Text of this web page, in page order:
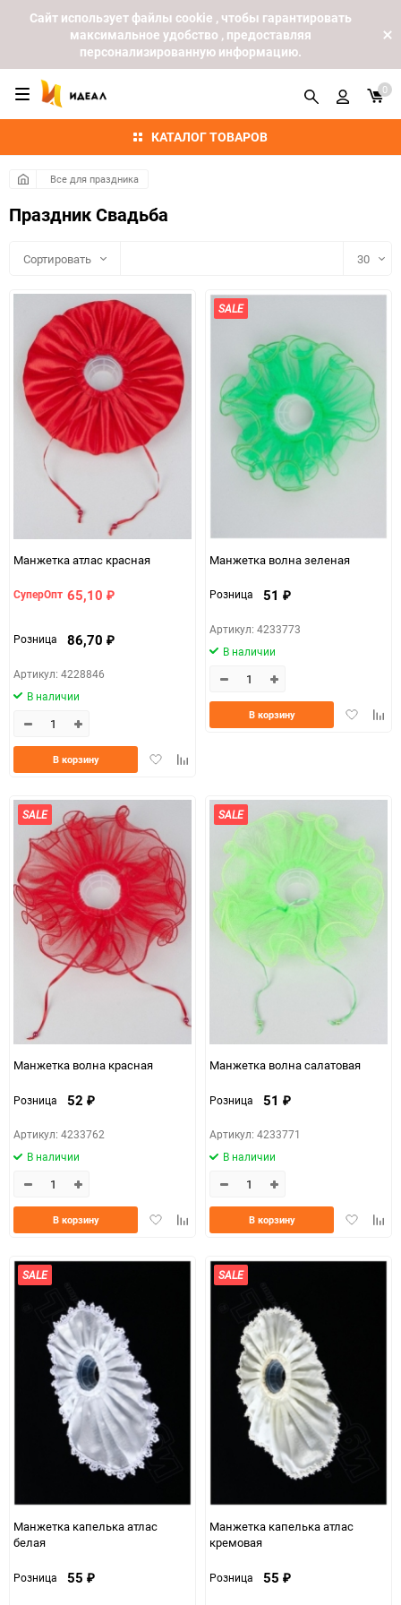
Cайт использует файлы cookie , чтобы гарантировать
максимальное удобство , предоставляя
персонализированную информацию.
КАТАЛОГ ТОВАРОВ
0
Все для праздника
Праздник Свадьба
Сортировать 30
90
150
Манжетка атлас красная
СуперОпт 65,10 ₽
Розница 86,70 ₽
Артикул: 4228846
В наличии
ДобавитьДобавить
В корзину
SALE
Манжетка волна зеленая
Розница 51 ₽
Артикул: 4233773
В наличии
Добавить
В корзину
SALE
Манжетка волна красная
Розница 52 ₽
Артикул: 4233762
В наличии
ДобавитьДобавить
В корзину
SALE
Манжетка волна салатовая
Розница 51 ₽
Артикул: 4233771
В наличии
Добавить
В корзину
SALE
Манжетка капелька атлас
белая
Розница 55 ₽
SALE
Манжетка капелька атлас
кремовая
Розница 55 ₽